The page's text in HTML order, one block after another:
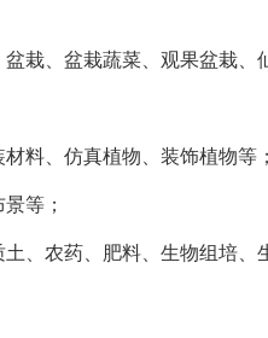
栽、盆栽蔬菜、观果盆栽、
料、仿真植物、装饰植物等；
等；
、农药、肥料、生物组培、